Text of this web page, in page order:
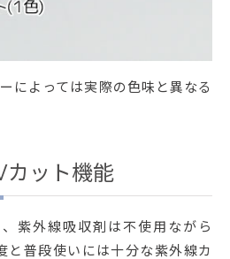
によっては実際の色味と異なる
カット機能
紫外線吸収剤は不使用ながら
と普段使いには十分な紫外線カ